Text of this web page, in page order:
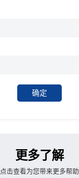
确定
更多了解
点击查看为您带来更多帮助